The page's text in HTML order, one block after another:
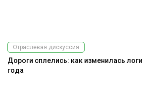
Отраслевая дискуссия
Дороги сплелись: как изменилась
года